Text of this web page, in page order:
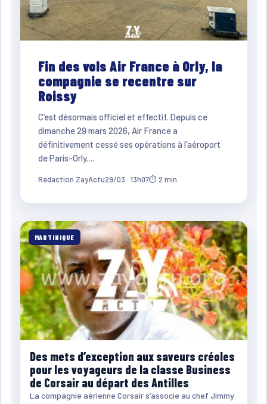
Fin des vols Air France à Orly, la
compagnie se recentre sur
Roissy
C’est désormais officiel et effectif. Depuis ce
dimanche 29 mars 2026, Air France a
définitivement cessé ses opérations à l’aéroport
de Paris-Orly.…
Rédaction ZayActu29/03 · 13h07⏱ 2 min
MARTINIQUE
Des mets d’exception aux saveurs créoles
pour les voyageurs de la classe Business
de Corsair au départ des Antilles
La compagnie aérienne Corsair s’associe au chef Jimmy